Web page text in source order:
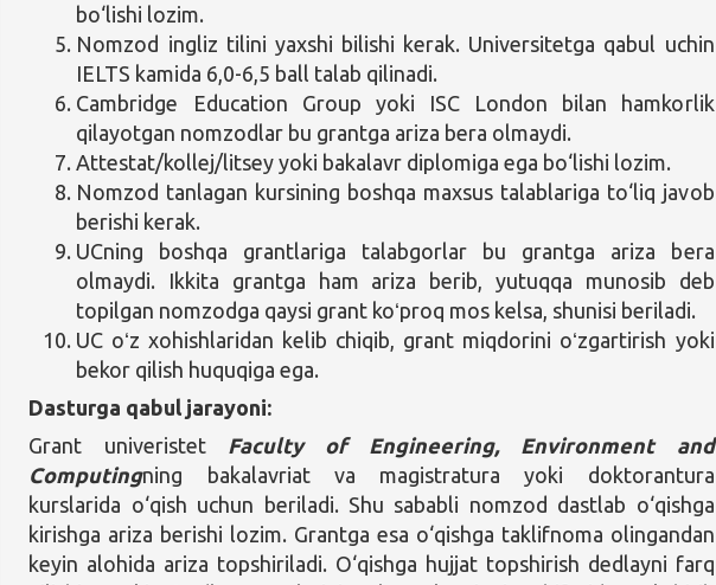
bo‘lishi lozim.
Nomzod ingliz tilini yaxshi bilishi kerak. Universitetga qabul uchin
IELTS kamida 6,0-6,5 ball talab qilinadi.
Cambridge Education Group yoki ISC London bilan hamkorlik
qilayotgan nomzodlar bu grantga ariza bera olmaydi.
Attestat/kollej/litsey yoki bakalavr diplomiga ega bo‘lishi lozim.
Nomzod tanlagan kursining boshqa maxsus talablariga to‘liq javob
berishi kerak.
UCning boshqa grantlariga talabgorlar bu grantga ariza bera
olmaydi. Ikkita grantga ham ariza berib, yutuqqa munosib deb
topilgan nomzodga qaysi grant koʻproq mos kelsa, shunisi beriladi.
UC oʻz xohishlaridan kelib chiqib, grant miqdorini oʻzgartirish yoki
bekor qilish huquqiga ega.
Dasturga qabul jarayoni:
Grant univeristet
Faculty of Engineering, Environment and
Computingning bakalavriat va magistratura yoki doktorantura
kurslarida o‘qish uchun beriladi. Shu sababli nomzod dastlab o‘qishga
kirishga ariza berishi lozim. Grantga esa o‘qishga taklifnoma olingandan
keyin alohida ariza topshiriladi. O‘qishga hujjat topshirish dedlayni farq